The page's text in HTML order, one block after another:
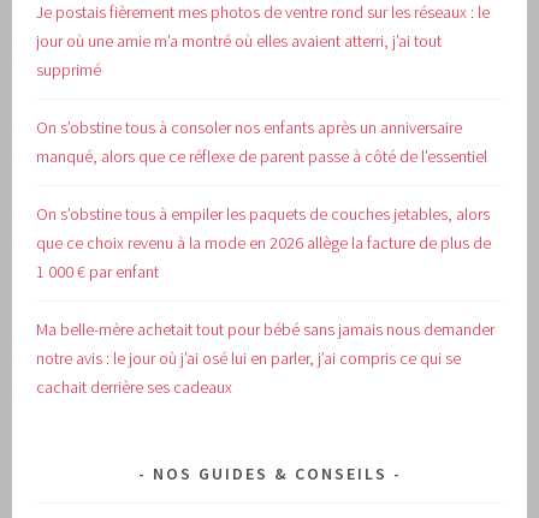
Je postais fièrement mes photos de ventre rond sur les réseaux : le
jour où une amie m’a montré où elles avaient atterri, j’ai tout
supprimé
On s’obstine tous à consoler nos enfants après un anniversaire
manqué, alors que ce réflexe de parent passe à côté de l’essentiel
On s’obstine tous à empiler les paquets de couches jetables, alors
que ce choix revenu à la mode en 2026 allège la facture de plus de
1 000 € par enfant
Ma belle-mère achetait tout pour bébé sans jamais nous demander
notre avis : le jour où j’ai osé lui en parler, j’ai compris ce qui se
cachait derrière ses cadeaux
NOS GUIDES & CONSEILS